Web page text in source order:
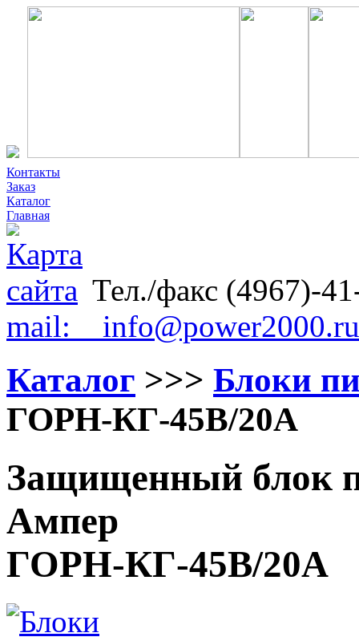
Контакты
Заказ
Каталог
Главная
Тел./факс (4967)-
mail: info@power2000.ru
Каталог >>> Блоки
ГОРН-КГ-45В/20А
Защищенный блок
Ампер
ГОРН-КГ-45В/20А